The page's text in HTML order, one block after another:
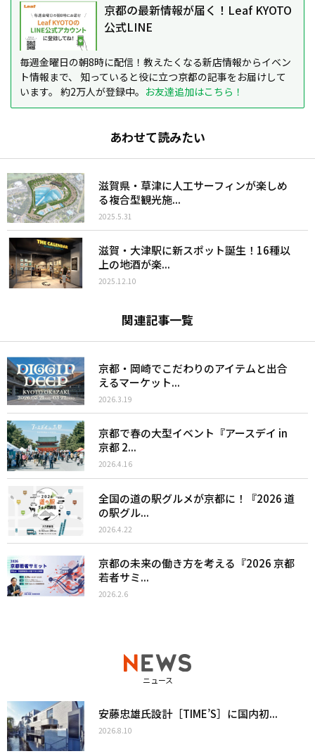
京都の最新情報が届く！Leaf KYOTO
公式LINE
毎週金曜日の朝8時に配信！教えたくなる新店情報からイベン
ト情報まで、 知っていると役に立つ京都の記事をお届けして
います。 約2万人が登録中。 お友達追加はこちら！
あわせて読みたい
滋賀県・草津に人工サーフィンが楽しめ
る複合型観光施...
2025.5.31
滋賀・大津駅に新スポット誕生！16種以
上の地酒が楽...
2025.12.10
関連記事一覧
京都・岡崎でこだわりのアイテムと出合
えるマーケット...
2026.3.19
京都で春の大型イベント『アースデイ in
京都 2...
2026.4.16
全国の道の駅グルメが京都に！『2026 道
の駅グル...
2026.4.22
京都の未来の働き方を考える『2026 京都
若者サミ...
2026.2.6
ニュース
安藤忠雄氏設計［TIME’S］に国内初...
2026.8.10